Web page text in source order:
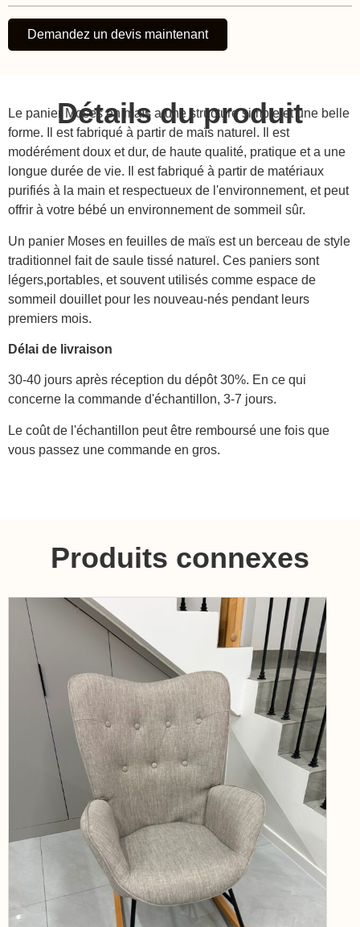
Demandez un devis maintenant
Détails du produit
Le panier Moses en maïs a une structure simple et une belle
forme. Il est fabriqué à partir de maïs naturel. Il est
modérément doux et dur, de haute qualité, pratique et a une
longue durée de vie. Il est fabriqué à partir de matériaux
purifiés à la main et respectueux de l'environnement, et peut
offrir à votre bébé un environnement de sommeil sûr.
Un panier Moses en feuilles de maïs est un berceau de style
traditionnel fait de saule tissé naturel. Ces paniers sont
légers,portables, et souvent utilisés comme espace de
sommeil douillet pour les nouveau-nés pendant leurs
premiers mois.
Délai de livraison
30-40 jours après réception du dépôt 30%. En ce qui
concerne la commande d'échantillon, 3-7 jours.
Le coût de l'échantillon peut être remboursé une fois que
vous passez une commande en gros.
Produits connexes